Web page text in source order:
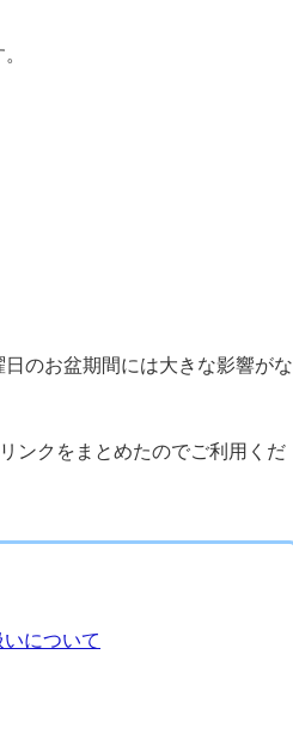
のお盆期間には大きな影響がな
ンクをまとめたのでご利用くだ
について